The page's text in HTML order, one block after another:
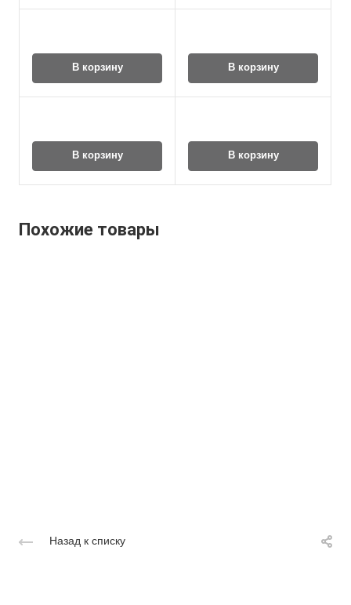
В корзину В корзину
В корзину В корзину
Похожие товары
Назад к списку